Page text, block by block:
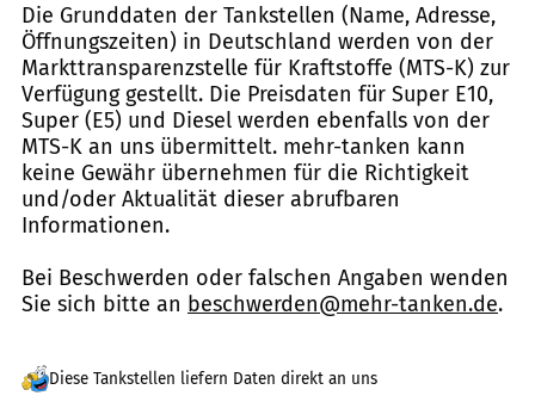
Die Grunddaten der Tankstellen (Name, Adresse,
Öffnungszeiten) in Deutschland werden von der
Markttransparenzstelle für Kraftstoffe (MTS-K) zur
Verfügung gestellt. Die Preisdaten für Super E10,
Super (E5) und Diesel werden ebenfalls von der
MTS-K an uns übermittelt. mehr-tanken kann
keine Gewähr übernehmen für die Richtigkeit
und/oder Aktualität dieser abrufbaren
Informationen.
Bei Beschwerden oder falschen Angaben wenden
Sie sich bitte an beschwerden@mehr-tanken.de.
Diese Tankstellen liefern Daten direkt an uns